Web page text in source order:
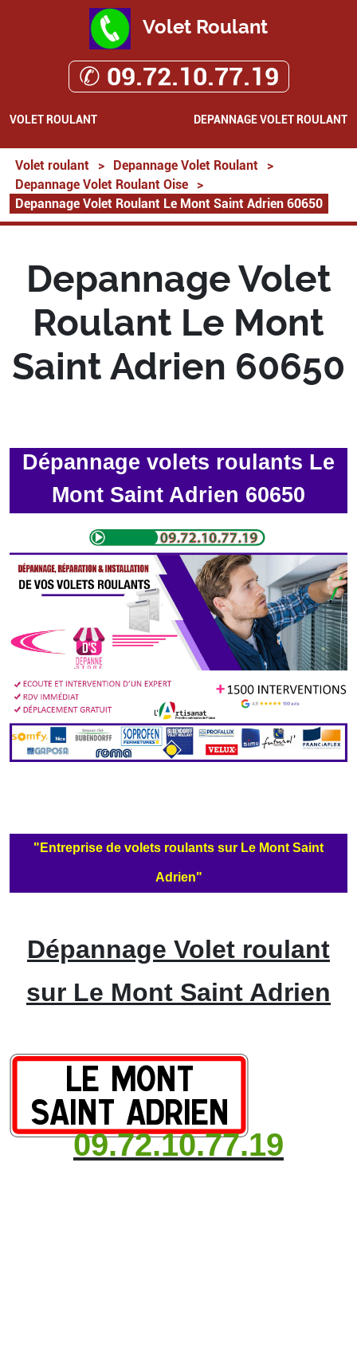
Volet Roulant
✆ 09.72.10.77.19
VOLET ROULANT DEPANNAGE VOLET ROULANT
Volet roulant > Depannage Volet Roulant
>
Depannage Volet Roulant Oise
>
Depannage Volet Roulant Le Mont Saint Adrien 60650
Depannage Volet
Roulant Le Mont
Saint Adrien 60650
Dépannage volets roulants Le
Mont Saint Adrien 60650
"Entreprise de volets roulants sur Le Mont Saint
Adrien"
Dépannage Volet roulant
sur Le Mont Saint Adrien
09.72.10.77.19